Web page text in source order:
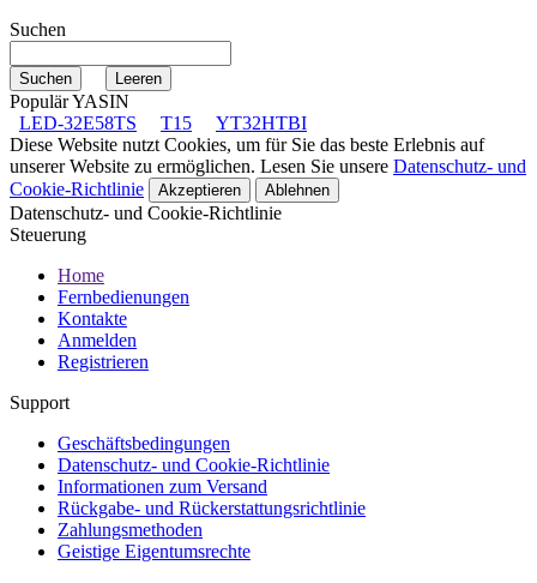
Suchen
Populär YASIN
LED-32E58TS
T15
YT32HTBI
Diese Website nutzt Cookies, um für Sie das beste Erlebnis auf
unserer Website zu ermöglichen. Lesen Sie unsere Datenschutz- und
Cookie-Richtlinie
Akzeptieren Ablehnen
Datenschutz- und Cookie-Richtlinie
Steuerung
Home
Fernbedienungen
Kontakte
Anmelden
Registrieren
Support
Geschäftsbedingungen
Datenschutz- und Cookie-Richtlinie
Informationen zum Versand
Rückgabe- und Rückerstattungsrichtlinie
Zahlungsmethoden
Geistige Eigentumsrechte